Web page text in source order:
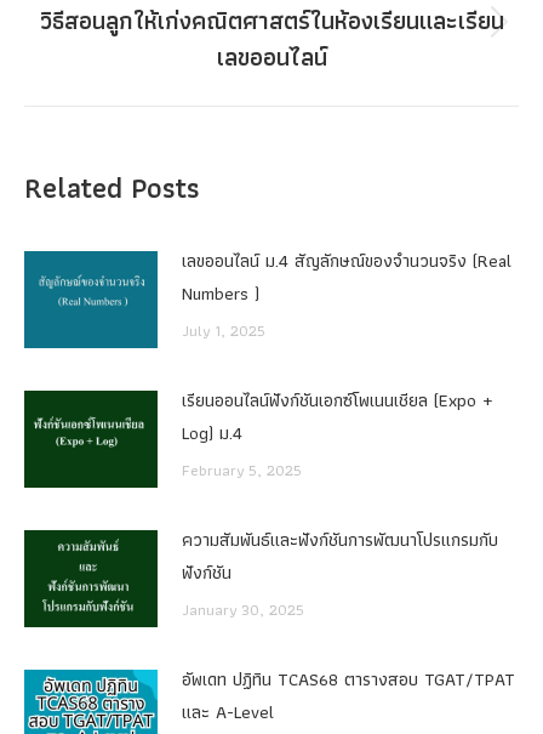
Next
post:
วิธีสอนลูกให้เก่งคณิตศาสตร์ในห้องเรียนและเรียน
เลขออนไลน์
Related Posts
เลขออนไลน์ ม.4 สัญลักษณ์ของจำนวนจริง (Real
Numbers )
July 1, 2025
เรียนออนไลน์ฟังก์ชันเอกซ์โพเนนเชียล (Expo +
Log) ม.4
February 5, 2025
ความสัมพันธ์และฟังก์ชันการพัฒนาโปรแกรมกับ
ฟังก์ชัน
January 30, 2025
อัพเดท ปฏิทิน TCAS68 ตารางสอบ TGAT/TPAT
และ A-Level